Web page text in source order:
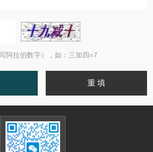
阿拉伯数字），如：三加四=7